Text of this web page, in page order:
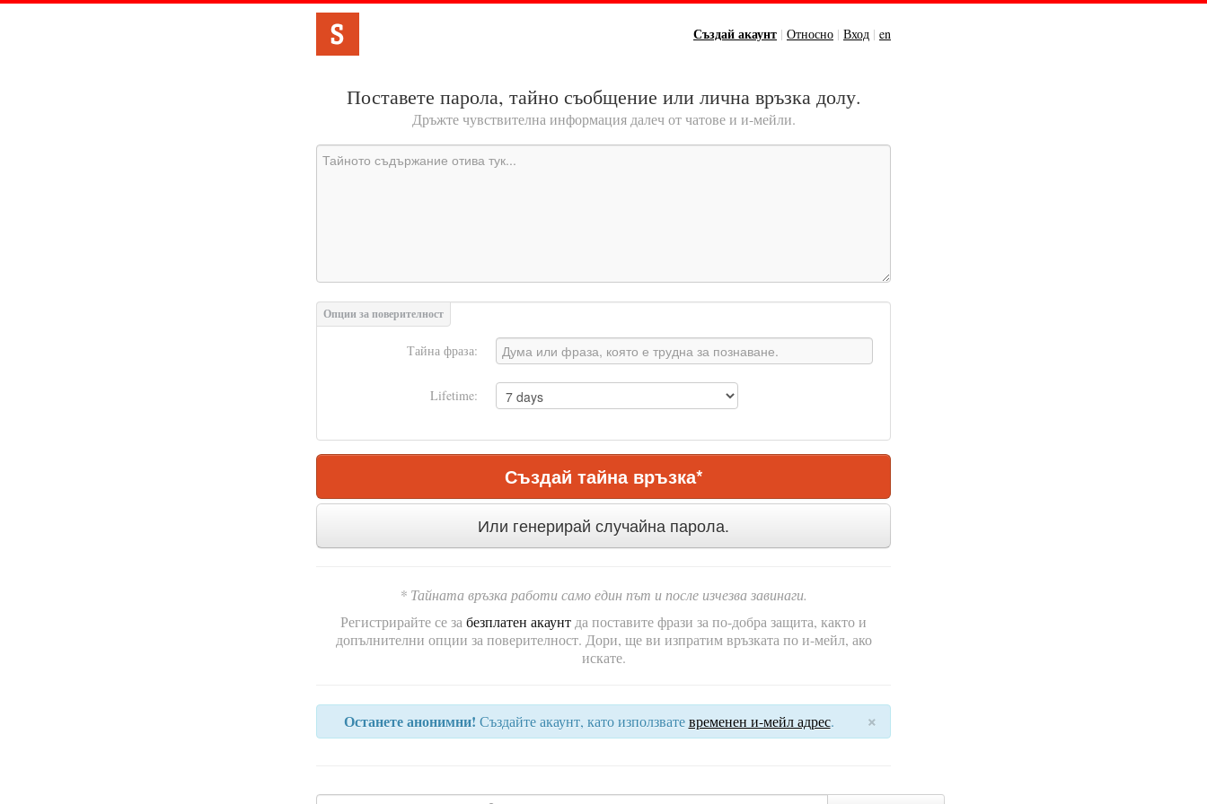
Създай акаунт | Относно | Вход | en
Поставете парола, тайно съобщение или лична връзка долу.
Дръжте чувствителна информация далеч от чатове и и-мейли.
Опции за поверителност
Тайна фраза:
Lifetime:
Създай тайна връзка*
Или генерирай случайна парола.
* Тайната връзка работи само един път и после изчезва завинаги.
Регистрирайте се за безплатен акаунт да поставите фрази за по-добра защита, както и
допълнителни опции за поверителност. Дори, ще ви изпратим връзката по и-мейл, ако
искате.
×
Останете анонимни! Създайте акаунт, като използватевременен и-мейл адрес.